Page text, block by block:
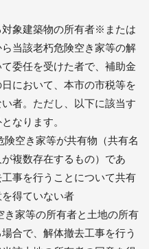
対象建築物の所有者※または
当該老朽危険空き家等の解
委任を受けた者で、補助金
において、本市の市税等を
者。ただし、以下に該当す
なります。
険空き家等が共有物（共有名
複数存在するもの）であ
工事を行うことについて共有
得ていない者
き家等の所有者と土地の所有
合で、解体撤去工事を行う